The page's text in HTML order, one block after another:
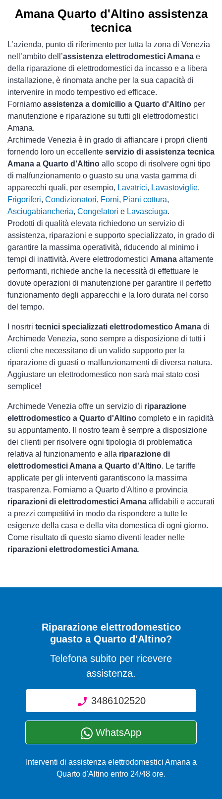
Amana Quarto d'Altino assistenza
tecnica
L’azienda, punto di riferimento per tutta la zona di Venezia
nell’ambito dell’assistenza elettrodomestici Amana e
della riparazione di elettrodomestici da incasso e a libera
installazione, è rinomata anche per la sua capacità di
intervenire in modo tempestivo ed efficace.
Forniamo assistenza a domicilio a Quarto d'Altino per
manutenzione e riparazione su tutti gli elettrodomestici
Amana.
Archimede Venezia è in grado di affiancare i propri clienti
fornendo loro un eccellente servizio di assistenza tecnica
Amana a Quarto d'Altino allo scopo di risolvere ogni tipo
di malfunzionamento o guasto su una vasta gamma di
apparecchi quali, per esempio, Lavatrici, Lavastoviglie,
Frigoriferi, Condizionatori, Forni, Piani cottura,
Asciugabiancheria, Congelatori e Lavasciuga.
Prodotti di qualità elevata richiedono un servizio di
assistenza, riparazioni e supporto specializzato, in grado di
garantire la massima operatività, riducendo al minimo i
tempi di inattività. Avere elettrodomestici Amana altamente
performanti, richiede anche la necessità di effettuare le
dovute operazioni di manutenzione per garantire il perfetto
funzionamento degli apparecchi e la loro durata nel corso
del tempo.
I nosrtri tecnici specializzati elettrodomestico Amana di
Archimede Venezia, sono sempre a disposizione di tutti i
clienti che necessitano di un valido supporto per la
riparazione di guasti o malfunzionamenti di diversa natura.
Aggiustare un elettrodomestico non sarà mai stato così
semplice!
Archimede Venezia offre un servizio di riparazione
elettrodomestico a Quarto d'Altino completo e in rapidità
su appuntamento. Il nostro team è sempre a disposizione
dei clienti per risolvere ogni tipologia di problematica
relativa al funzionamento e alla riparazione di
elettrodomestici Amana a Quarto d'Altino. Le tariffe
applicate per gli interventi garantiscono la massima
trasparenza. Forniamo a Quarto d'Altino e provincia
riparazioni di elettrodomestici Amana affidabili e accurati
a prezzi competitivi in modo da rispondere a tutte le
esigenze della casa e della vita domestica di ogni giorno.
Come risultato di questo siamo diventi leader nelle
riparazioni elettrodomestici Amana.
Riparazione elettrodomestico
guasto a Quarto d'Altino?
Telefona subito per ricevere
assistenza.
3486102520
WhatsApp
Interventi di assistenza elettrodomestici Amana a
Quarto d'Altino entro 24/48 ore.